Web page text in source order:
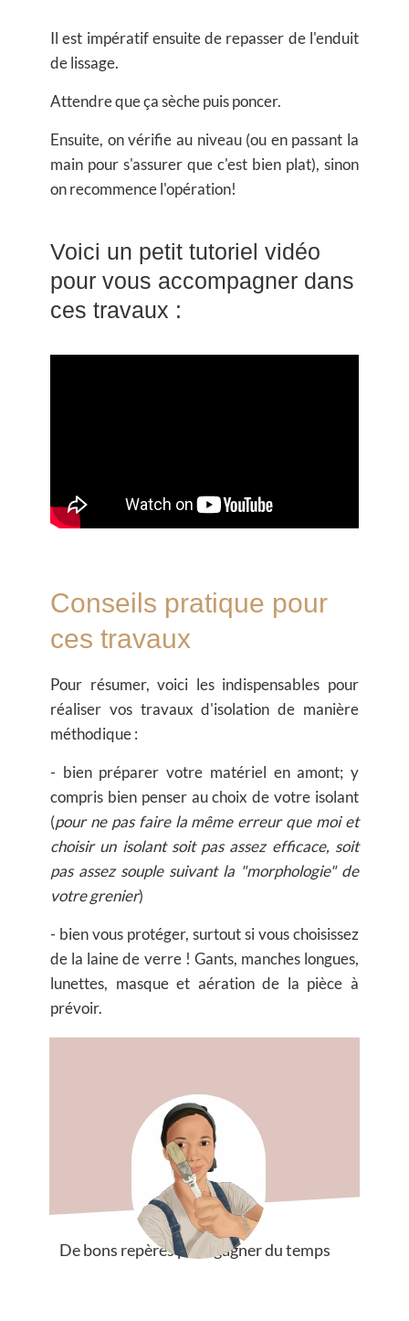
Il est impératif ensuite de repasser de l'enduit
de lissage.
Attendre que ça sèche puis poncer.
Ensuite, on vérifie au niveau (ou en passant la
main pour s'assurer que c'est bien plat), sinon
on recommence l'opération!
Voici un petit tutoriel vidéo
pour vous accompagner dans
ces travaux :
Conseils pratique pour
ces travaux
Pour résumer, voici les indispensables pour
réaliser vos travaux d'isolation de manière
méthodique :
- bien préparer votre matériel en amont; y
compris bien penser au choix de votre isolant
(pour ne pas faire la même erreur que moi et
choisir un isolant soit pas assez efficace, soit
pas assez souple suivant la "morphologie" de
votre grenier)
- bien vous protéger, surtout si vous choisissez
de la laine de verre ! Gants, manches longues,
lunettes, masque et aération de la pièce à
prévoir.
De bons repères pour gagner du temps